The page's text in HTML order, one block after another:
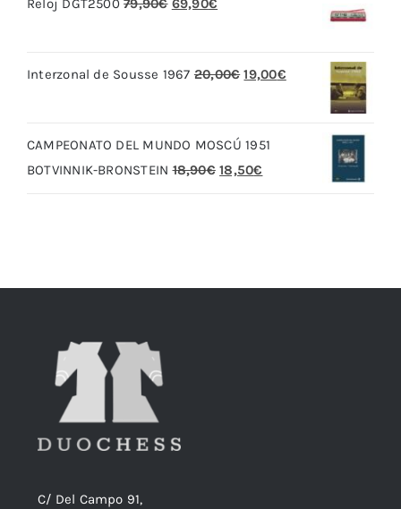
Reloj DGT2500 79,90€
era:
69,90€
es:
Interzonal de Sousse 1967 20,00€ El
era:
20,00€.
19,00€El
CAMPEONATO DEL MUNDO MOSCÚ 1951
BOTVINNIK-BRONSTEIN 18,90€ El
18,50€
C/ Del Campo 91,